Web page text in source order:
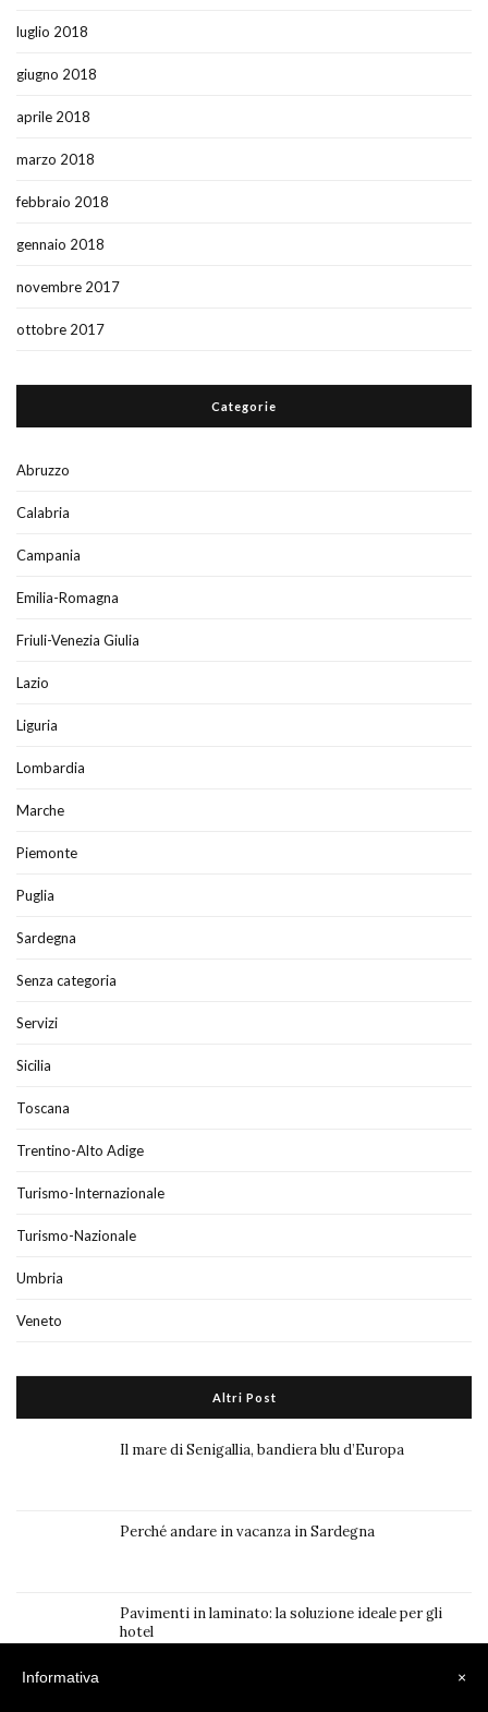
luglio 2018
giugno 2018
aprile 2018
marzo 2018
febbraio 2018
gennaio 2018
novembre 2017
ottobre 2017
Categorie
Abruzzo
Calabria
Campania
Emilia-Romagna
Friuli-Venezia Giulia
Lazio
Liguria
Lombardia
Marche
Piemonte
Puglia
Sardegna
Senza categoria
Servizi
Sicilia
Toscana
Trentino-Alto Adige
Turismo-Internazionale
Turismo-Nazionale
Umbria
Veneto
Altri Post
Il mare di Senigallia, bandiera blu d’Europa
Perché andare in vacanza in Sardegna
Pavimenti in laminato: la soluzione ideale per gli
hotel
×
Informativa